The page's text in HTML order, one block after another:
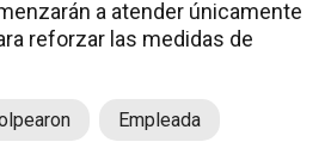
a atender únicamente
reforzar las medidas de
Empleada